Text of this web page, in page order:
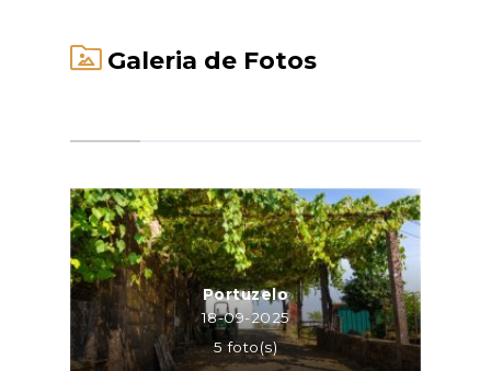
Galeria de Fotos
Portuzelo
18-09-2025
5 foto(s)